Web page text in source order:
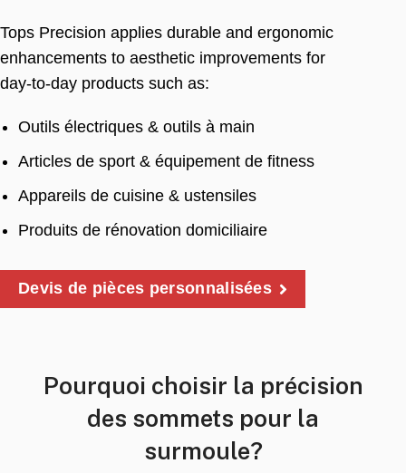
Tops Precision applies durable and ergonomic
enhancements to aesthetic improvements for
day-to-day products such as:
Outils électriques & outils à main
Articles de sport & équipement de fitness
Appareils de cuisine & ustensiles
Produits de rénovation domiciliaire
Devis de pièces personnalisées
Pourquoi choisir la précision
des sommets pour la
surmoule?